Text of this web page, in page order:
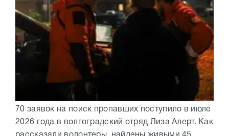
70 заявок на поиск пропавших поступило в июле
2026 года в волгоградский отряд Лиза Алерт. Как